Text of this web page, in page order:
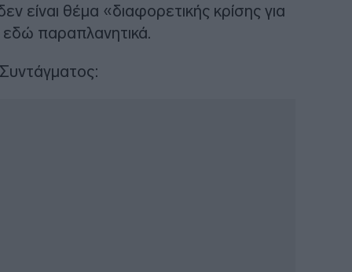
είναι θέμα «διαφορετικής κρίσης για
παραπλανητικά.